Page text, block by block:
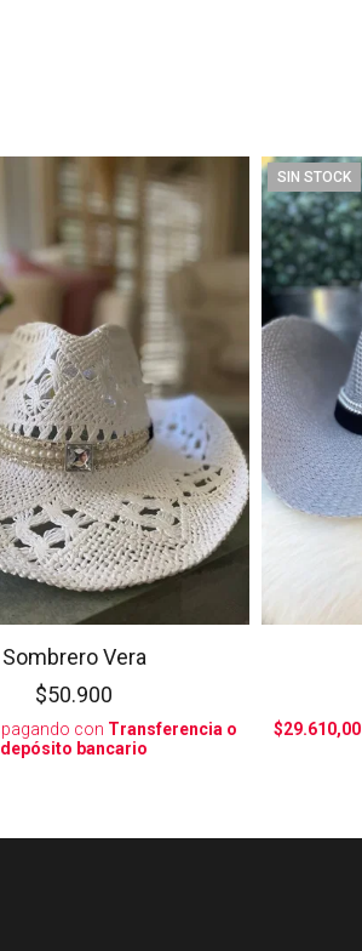
Sombrero Vera
$50.900
pagando con Transferencia o
depósito bancario
SIN STOCK
$29.610,00